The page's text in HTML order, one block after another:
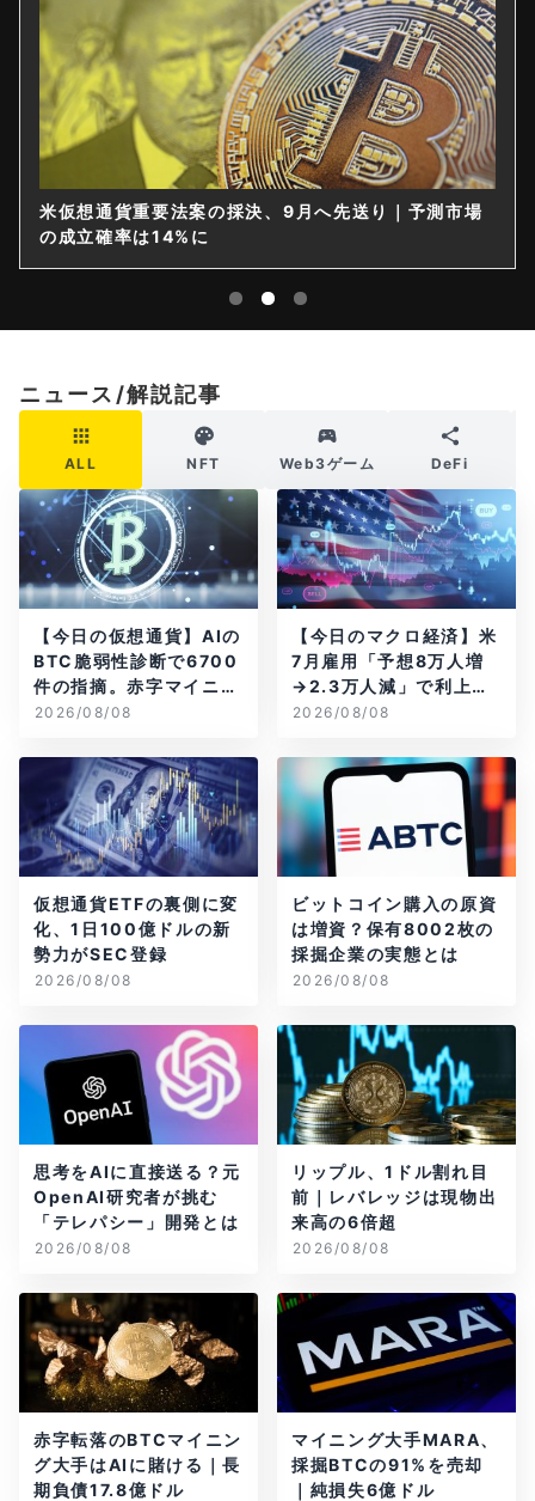
市場
仮想通貨は購入後すぐ送れなくなる？金融庁が出
限を要請
ニュース/解説記事
ALL NFT Web3ゲーム DeFi
【今日の仮想通貨】AIの
BTC脆弱性診断で6700
件の指摘。赤字マイニン
グ企業はAIに賭ける
2026/08/08
【今日のマクロ経済】米
7月雇用「予想8万人増
→2.3万人減」で利上げ
観測後退
2026/08/08
仮想通貨ETFの裏側に変
化、1日100億ドルの新
勢力がSEC登録
2026/08/08
ビットコイン購入の原資
は増資？保有8002枚の
採掘企業の実態とは
2026/08/08
思考をAIに直接送る？元
OpenAI研究者が挑む
「テレパシー」開発とは
2026/08/08
リップル、1ドル割れ目
前｜レバレッジは現物出
来高の6倍超
2026/08/08
赤字転落のBTCマイニン
グ大手はAIに賭ける｜長
期負債17.8億ドル
マイニング大手MARA、
採掘BTCの91%を売却
｜純損失6億ドル